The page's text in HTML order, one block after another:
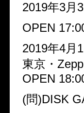
2019年3月
OPEN
2019年4月
東京・
OPEN
(問)DISK